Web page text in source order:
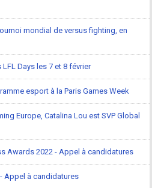
mondial de versus fighting, en
Days les 7 et 8 février
esport à la Paris Games Week
Europe, Catalina Lou est SVP Global
Awards 2022 - Appel à candidatures
Appel à candidatures